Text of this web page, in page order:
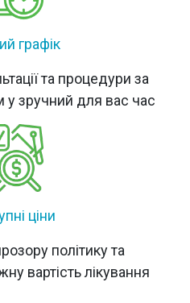
графік
та процедури за
у зручний для вас час
ціни
політику та
вартість лікування